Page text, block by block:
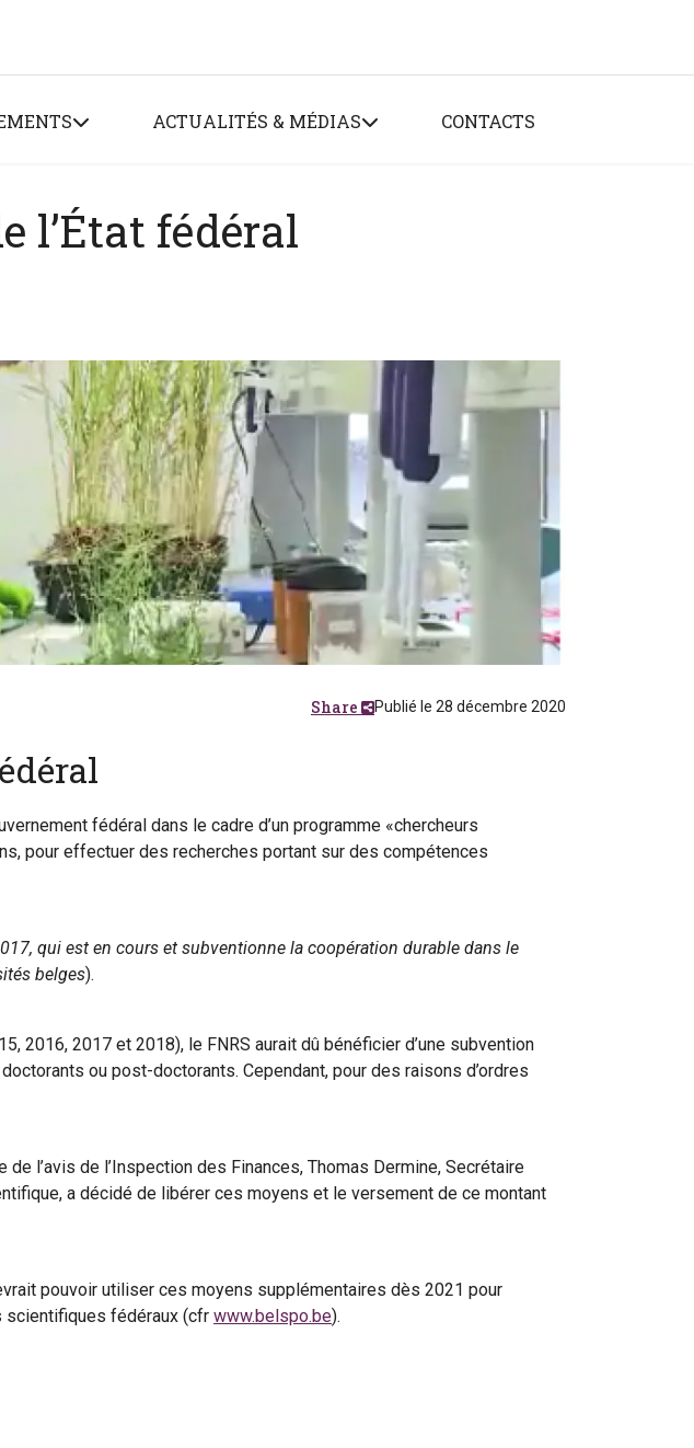
ACTUALITÉS & MÉDIAS CONTACTS
l’État fédéral
Publié le 28 décembre 2020
Share
fédéral dans le cadre d’un programme «chercheurs
pour effectuer des recherches portant sur des compétences
qui est en cours et subventionne la coopération durable dans le
belges).
2016, 2017 et 2018), le FNRS aurait dû bénéficier d’une subvention
ou post-doctorants. Cependant, pour des raisons d’ordres
l’avis de l’Inspection des Finances, Thomas Dermine, Secrétaire
a décidé de libérer ces moyens et le versement de ce montant
pouvoir utiliser ces moyens supplémentaires dès 2021 pour
scientifiques fédéraux (cfr www.belspo.be).